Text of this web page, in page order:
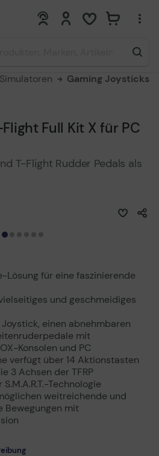
0 0
Gaming Joysticks
Full Kit X für PC
T-Flight Rudder Pedals als
für eine faszinierende
und geschmeidiges
einen abnehmbaren
mit
Konsolen und PC
verfügt über 14 Aktionstasten
3 Achsen der TFRP
Technologie
weitreichende und
Bewegungen mit